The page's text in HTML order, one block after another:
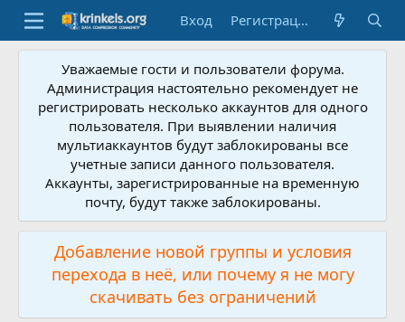
Вход Регистрация
Уважаемые гости и пользователи форума.
Администрация настоятельно рекомендует не
регистрировать несколько аккаунтов для одного
пользователя. При выявлении наличия
мультиаккаунтов будут заблокированы все
учетные записи данного пользователя.
Аккаунты, зарегистрированные на временную
почту, будут также заблокированы.
Добавление новой группы и условия
перехода в неё, или почему я не могу
скачивать без ограничений